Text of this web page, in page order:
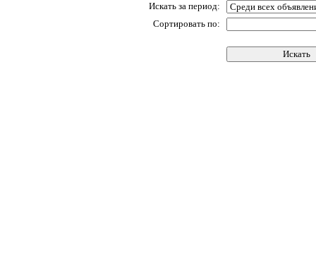
Искать за период:
Сортировать по: